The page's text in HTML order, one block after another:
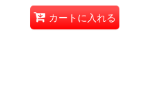
カートに入れる